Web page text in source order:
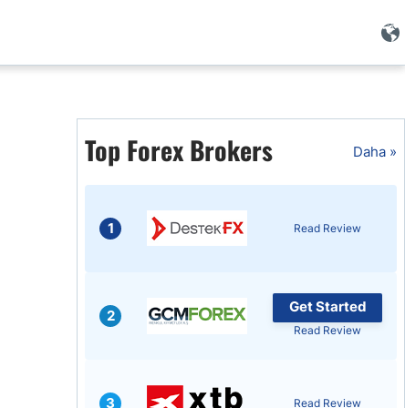
Top Forex Brokers Daha »
1 Read Review
2
Get Started
Read Review
3 Read Review